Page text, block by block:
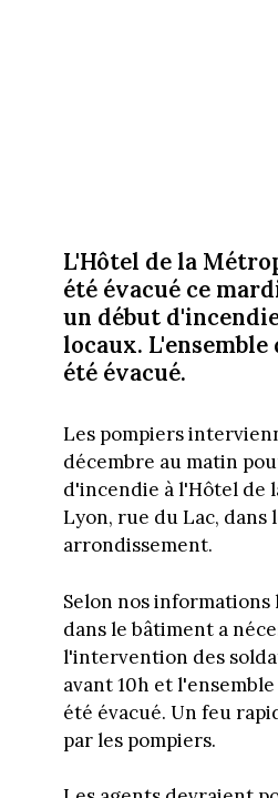
L'Hôtel de la
été évacué ce
un début
locaux.
été évacué.
Les pompiers
décembre au matin
d'incendie à l'Hôtel de
Lyon, rue du Lac, dans
arrondissement.
Selon nos
dans le bâtiment a
l'intervention des
avant 10h et
été évacué. Un feu
par les pompiers.